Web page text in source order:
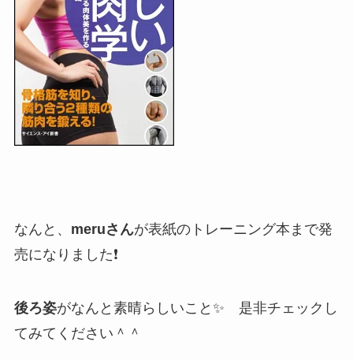
なんと、 meruさんが表紙のトレーニング本まで発
売になりました❗
後ろ姿がなんと素晴らしいこと✨ 是非チェックし
てみてください＾＾